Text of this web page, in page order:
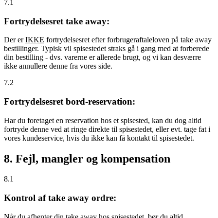
7.1
Fortrydelsesret take away:
Der erIKKE fortrydelsesret efter forbrugeraftaleloven på take away
bestillinger. Typisk vil spisestedet straks gå i gang med at forberede
din bestilling - dvs. varerne er allerede brugt, og vi kan desværre
ikke annullere denne fra vores side.
7.2
Fortrydelsesret bord-reservation:
Har du foretaget en reservation hos et spisested, kan du dog altid
fortryde denne ved at ringe direkte til spisestedet, eller evt. tage fat i
vores kundeservice, hvis du ikke kan få kontakt til spisestedet.
8. Fejl, mangler og kompensation
8.1
Kontrol af take away ordre: